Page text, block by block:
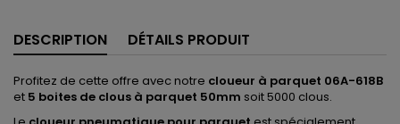
DESCRIPTION DÉTAILS PRODUIT
Profitez de cette offre avec notre cloueur à parquet 06A-618B
et 5 boites de clous à parquet 50mm soit 5000 clous.